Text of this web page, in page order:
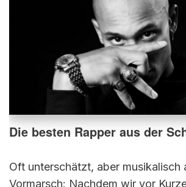
Die besten Rapper aus der
Oft unterschätzt, aber musikalisch
Vormarsch: Nachdem wir vor